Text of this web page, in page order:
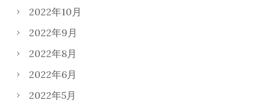
2022年10月
2022年9月
2022年8月
2022年6月
2022年5月